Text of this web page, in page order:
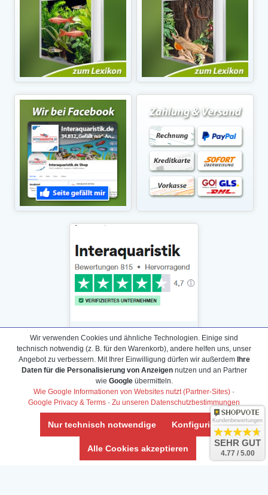
Daten­schutz­erklärung
Widerrufs­recht /Widerrufs­formular
AGB & Info
Impressum
Umwelt und Entsorgung
Vertrag widerrufen
Wir verwenden Cookies und ähnliche Technologien. Einige sind
technisch notwendig (z. B. für den Warenkorb), andere helfen uns, unser
Angebot zu verbessern. Mit Ihrer Einwilligung dürfen wir außerdem Ihre
Daten für die Personalisierung von Anzeigennutzen und an Partner
wie Googleübermitteln.
Wie Google Informationen von Websites nutzt (Partner-Sites) ·
Google Privacy & Terms · Zu unseren Datenschutzbestimmungen
Nur technisch notwendige Konfigurieren
Alle Cookies akzeptieren
Kundenbewertungen
SEHR GUT
4.77 / 5.00